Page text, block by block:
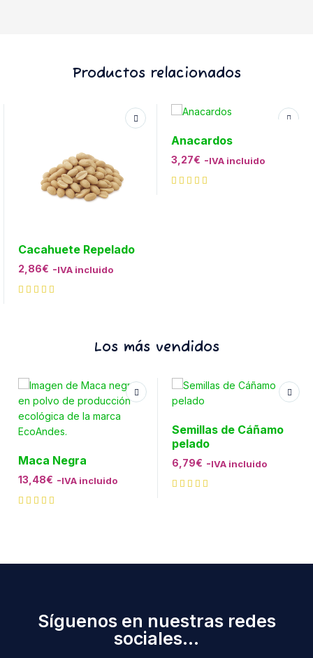
Productos relacionados
Cacahuete Repelado
2,86€ -IVA incluido
Anacardos
3,27€ -IVA incluido
Los más vendidos
Maca Negra
13,48€ -IVA incluido
Semillas de Cáñamo
pelado
6,79€ -IVA incluido
Síguenos en nuestras redes
sociales...